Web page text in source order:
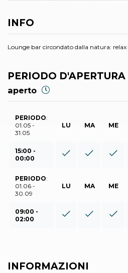
INFO
Lounge bar circondato dalla natura:
PERIODO D'APERTURA
aperto
PERIODO:
01.05 -
31.05
LU MA ME
15:00 -
00:00
PERIODO:
01.06 -
30.09
LU MA ME
09:00 -
02:00
INFORMAZIONI